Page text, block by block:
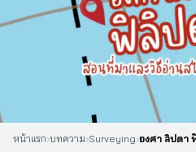
หน้าแรก›บทความ›Surveying›องศา ลิปดา